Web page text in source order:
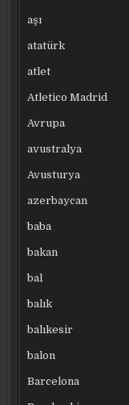
aşı
atatürk
atlet
Atletico Madrid
Avrupa
avustralya
Avusturya
azerbaycan
baba
bakan
bal
balık
balıkesir
balon
Barcelona